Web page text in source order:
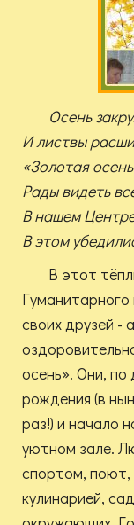
Осень
И листвы
«Золотая
Рады видеть
В нашем
В этом
В этот
своих друзей -
осень». Они,
рождения (в
раз!) и начало
уютном зале.
спортом, поют,
кулинарией,